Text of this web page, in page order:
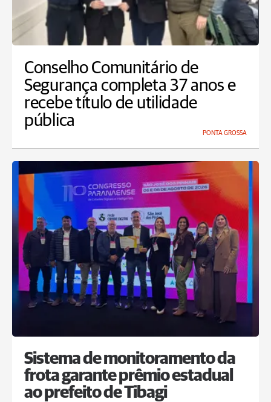
Conselho Comunitário de
Segurança completa 37 anos e
recebe título de utilidade
pública
PONTA GROSSA
Sistema de monitoramento da
frota garante prêmio estadual
ao prefeito de Tibagi